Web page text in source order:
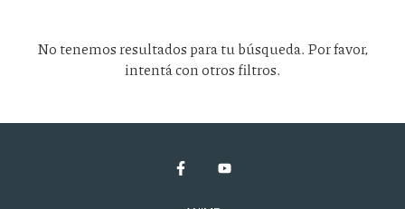
No tenemos resultados para tu búsqueda. Por favor,
intentá con otros filtros.